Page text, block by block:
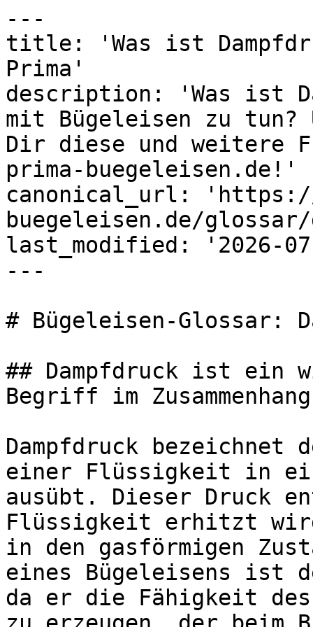
---
title: 'Was ist
Prima'
description: 'Was ist
mit Bügeleisen zu tun?
Dir diese und weitere
prima-buegeleisen.de!'
canonical_url: 'https://
buegeleisen.de/
last_modified: '2026-
---
# Bügeleisen-Glossar:
## Dampfdruck ist ein
Begriff im
Dampfdruck bezeichnet
einer Flüssigkeit in
ausübt. Dieser Druck
Flüssigkeit erhitzt
in den gasförmigen
eines Bügeleisens ist
da er die Fähigkeit